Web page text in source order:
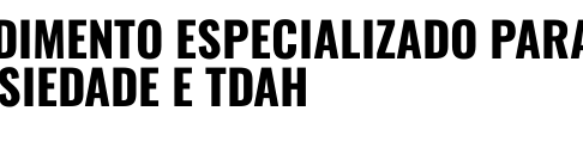
ESPECIALIZADO
E TDAH